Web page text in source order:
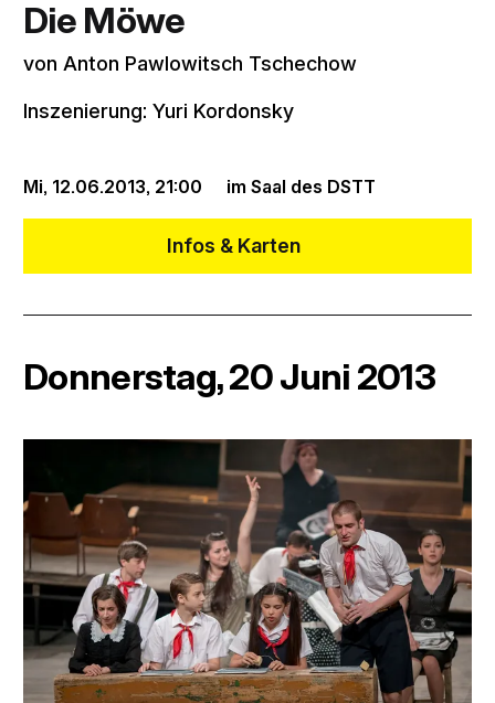
Mi, 12.06.2013, 21:00 im Saal des DSTT
Die Möwe
von Anton Pawlowitsch Tschechow
Inszenierung: Yuri Kordonsky
Infos & Karten
Donnerstag, 20 Juni 2013